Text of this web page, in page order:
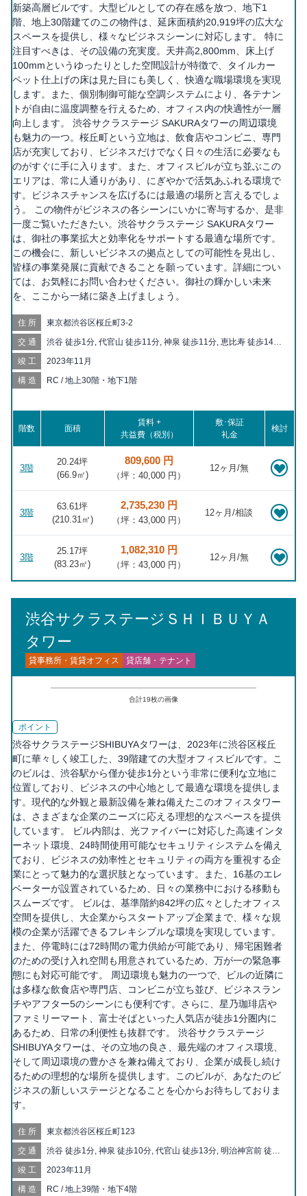
新築高層ビルです。大型ビルとしての存在感を放つ、地下1
階、地上30階建てのこの物件は、延床面積約20,919坪の広大な
スペースを提供し、様々なビジネスシーンに対応します。 特に
注目すべきは、その設備の充実度。天井高2,800mm、床上げ
100mmというゆったりとした空間設計が特徴で、タイルカー
ペット仕上げの床は見た目にも美しく、快適な職場環境を実現
します。また、個別制御可能な空調システムにより、各テナン
トが自由に温度調整を行えるため、オフィス内の快適性が一層
向上します。 渋谷サクラステージ SAKURAタワーの周辺環境
も魅力の一つ。桜丘町という立地は、飲食店やコンビニ、専門
店が充実しており、ビジネスだけでなく日々の生活に必要なも
のがすぐに手に入ります。また、オフィスビルが立ち並ぶこの
エリアは、常に人通りがあり、にぎやかで活気あふれる環境で
す。ビジネスチャンスを広げるには最適の場所と言えるでしょ
う。 この物件がビジネスの各シーンにいかに寄与するか、是非
一度ご覧いただきたい。渋谷サクラステージ SAKURAタワー
は、御社の事業拡大と効率化をサポートする最適な場所です。
この機会に、新しいビジネスの拠点としての可能性を見出し、
皆様の事業発展に貢献できることを願っています。詳細につい
ては、お気軽にお問い合わせください。御社の輝かしい未来
を、ここから一緒に築き上げましょう。
住所 東京都渋谷区桜丘町3-2
交通
渋谷 徒歩1分, 代官山 徒歩11分, 神泉 徒歩11分, 恵比寿 徒歩14分,
橋 徒歩20分, 駒場東大前 徒歩20分
竣工 2023年11月
構造 RC / 地上30階・地下1階
階数 面積
賃料 +
共益費（税別）
敷･保証
礼金
検討
3階
20.24坪
(66.9㎡)
809,600 円
（坪：40,000 円）
12ヶ月/無
3階
63.61坪
(210.31㎡)
2,735,230 円
（坪：43,000 円）
12ヶ月/相談
3階
25.17坪
(83.23㎡)
1,082,310 円
（坪：43,000 円）
12ヶ月/無
渋谷サクラステージＳＨＩＢＵＹＡ
タワー
貸事務所・賃貸オフィス 貸店舗・テナント
合計19枚の画像
ポイント
渋谷サクラステージSHIBUYAタワーは、2023年に渋谷区桜丘
町に華々しく竣工した、39階建ての大型オフィスビルです。こ
のビルは、渋谷駅から僅か徒歩1分という非常に便利な立地に
位置しており、ビジネスの中心地として最適な環境を提供しま
す。現代的な外観と最新設備を兼ね備えたこのオフィスタワー
は、さまざまな企業のニーズに応える理想的なスペースを提供
しています。 ビル内部は、光ファイバーに対応した高速インタ
ーネット環境、24時間使用可能なセキュリティシステムを備え
ており、ビジネスの効率性とセキュリティの両方を重視する企
業にとって魅力的な選択肢となっています。また、16基のエレ
ベーターが設置されているため、日々の業務中における移動も
スムーズです。 ビルは、基準階約842坪の広々としたオフィス
空間を提供し、大企業からスタートアップ企業まで、様々な規
模の企業が活躍できるフレキシブルな環境を実現しています。
また、停電時には72時間の電力供給が可能であり、帰宅困難者
のための受け入れ空間も用意されているため、万が一の緊急事
態にも対応可能です。 周辺環境も魅力の一つで、ビルの近隣に
は多様な飲食店や専門店、コンビニが立ち並び、ビジネスラン
チやアフター5のシーンにも便利です。さらに、星乃珈琲店や
ファミリーマート、富士そばといった人気店が徒歩1分圏内に
あるため、日常の利便性も抜群です。 渋谷サクラステージ
SHIBUYAタワーは、その立地の良さ、最先端のオフィス環境、
そして周辺環境の豊かさを兼ね備えており、企業が成長し続け
るための理想的な場所を提供します。このビルが、あなたのビ
ジネスの新しいステージとなることを心からお待ちしておりま
す。
住所 東京都渋谷区桜丘町123
交通
渋谷 徒歩1分, 神泉 徒歩10分, 代官山 徒歩13分, 明治神宮前 徒歩
徒歩19分, 駒場東大前 徒歩20分
竣工 2023年11月
構造 RC / 地上39階・地下4階